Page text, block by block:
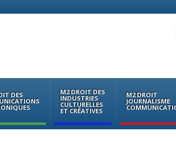
DES M2 DROIT DES
INDUSTRIES
CULTURELLES
ET CRÉATIVES
M2 DROIT
JOURNALISME